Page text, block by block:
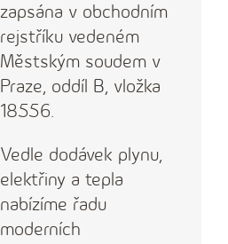
zapsána v obchodním
rejstříku vedeném
Městským soudem v
Praze, oddíl B, vložka
18556.
Vedle dodávek plynu,
elektřiny a tepla
nabízíme řadu
moderních